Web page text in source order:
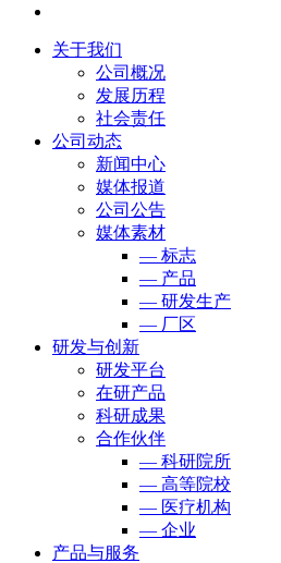
关于我们
公司概况
发展历程
社会责任
公司动态
新闻中心
媒体报道
公司公告
媒体素材
— 标志
— 产品
— 研发生产
— 厂区
研发与创新
研发平台
在研产品
科研成果
合作伙伴
— 科研院所
— 高等院校
— 医疗机构
— 企业
产品与服务